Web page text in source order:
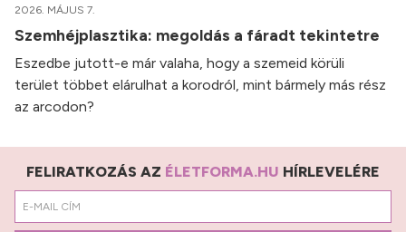
2026. MÁJUS 7.
Szemhéjplasztika: megoldás a fáradt tekintetre
Eszedbe jutott-e már valaha, hogy a szemeid körüli
terület többet elárulhat a korodról, mint bármely más rész
az arcodon?
FELIRATKOZÁS AZ ÉLETFORMA.HU HÍRLEVELÉRE